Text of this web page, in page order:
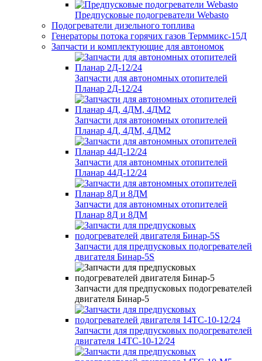
Предпусковые подогреватели Webasto
Подогреватели дизельного топлива
Генераторы потока горячих газов Терммикс-15Д
Запчасти и комплектующие для автономок
Запчасти для автономных отопителей
Планар 2Д-12/24
Запчасти для автономных отопителей
Планар 4Д, 4ДМ, 4ДМ2
Запчасти для автономных отопителей
Планар 44Д-12/24
Запчасти для автономных отопителей
Планар 8Д и 8ДМ
Запчасти для предпусковых подогревателей
двигателя Бинар-5S
Запчасти для предпусковых подогревателей
двигателя Бинар-5
Запчасти для предпусковых подогревателей
двигателя 14ТС-10-12/24